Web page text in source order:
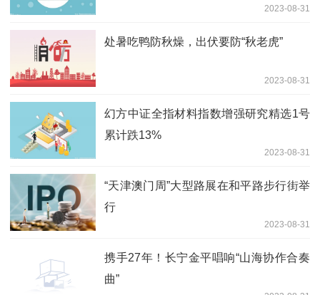
2023-08-31
处暑吃鸭防秋燥，出伏要防“秋老虎”
2023-08-31
幻方中证全指材料指数增强研究精选1号
累计跌13%
2023-08-31
“天津澳门周”大型路展在和平路步行街举
行
2023-08-31
携手27年！长宁金平唱响“山海协作合奏
曲”